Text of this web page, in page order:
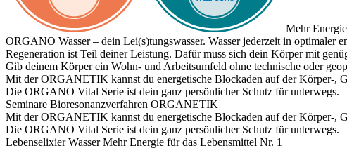
Mehr
ORGANO Wasser – dein Lei(s)tungswasser. Wasser jederzeit in optimaler
Regeneration ist Teil deiner Leistung. Dafür muss sich dein Körper mit
Gib deinem Körper ein Wohn- und Arbeitsumfeld ohne technische oder
Mit der ORGANETIK kannst du energetische Blockaden auf der Körper-,
Die ORGANO Vital Serie ist dein ganz persönlicher Schutz für unterwegs.
Seminare Bioresonanzverfahren ORGANETIK
Mit der ORGANETIK kannst du energetische Blockaden auf der Körper-,
Die ORGANO Vital Serie ist dein ganz persönlicher Schutz für unterwegs.
Lebenselixier Wasser Mehr Energie für das Lebensmittel Nr. 1